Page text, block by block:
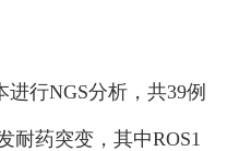
行NGS分析，共39例
耐药突变，其中ROS1